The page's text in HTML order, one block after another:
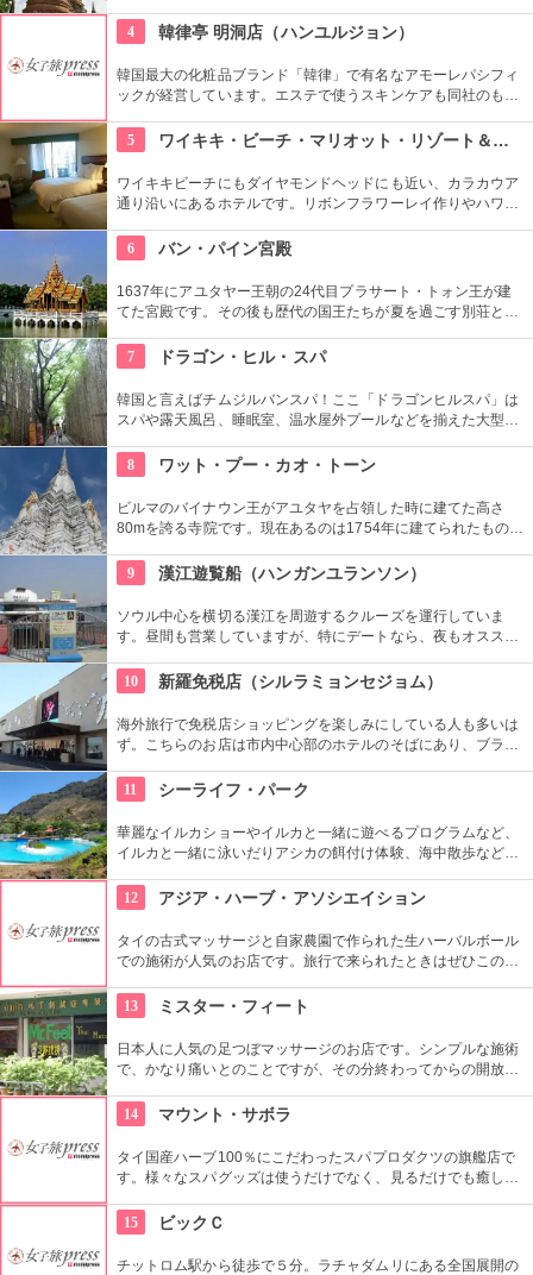
足を運び、週末には観光客も多く訪れます。高さ72mの巨大な
塔、横になった涅槃の仏像、チェディ前であぐらを組む大きな
4 韓律亭 明洞店（ハンユルジョン）
韓国最大の化粧品ブランド「韓律」で有名なアモーレパシフィ
ックが経営しています。エステで使うスキンケアも同社のもの
す。
5 ワイキキ・ビーチ・マリオット・リゾート＆スパ
ワイキキビーチにもダイヤモンドヘッドにも近い、カラカウア
通り沿いにあるホテルです。リボンフラワーレイ作りやハワイ
ワイアンキルトの巨匠が作ったキルト型も買うことができま
す。
6 バン・パイン宮殿
1637年にアユタヤー王朝の24代目プラサート・トォン王が建
てた宮殿です。その後も歴代の国王たちが夏を過ごす別荘とし
の美しい庭園も見所です。
7 ドラゴン・ヒル・スパ
韓国と言えばチムジルバンスパ！ここ「ドラゴンヒルスパ」は
スパや露天風呂、睡眠室、温水屋外プールなどを揃えた大型施
やゴルフ練習場、マッサージ、レストランなど様々なお楽しみ
スポットがあるので、時間が過ぎるのもあっという間です！
8 ワット・プー・カオ・トーン
ビルマのバイナウン王がアユタヤを占領した時に建てた高さ
80mを誇る寺院です。現在あるのは1754年に建てられたもの
名前の由来です。仏塔は階段で上に上れて、頂上からはアユタ
ヤの街が一望できます。
9 漢江遊覧船（ハンガンユランソン）
ソウル中心を横切る漢江を周遊するクルーズを運行していま
す。昼間も営業していますが、特にデートなら、夜もオススメ
チックなソウルの夜景を水上から眺めることができます。
10 新羅免税店（シルラミョンセジョム）
海外旅行で免税店ショッピングを楽しみにしている人も多いは
ず。こちらのお店は市内中心部のホテルのそばにあり、ブラン
す。買い物をがんばった後は屋上の休憩スペースで癒されて。
11 シーライフ・パーク
華麗なイルカショーやイルカと一緒に遊べるプログラムなど、
イルカと一緒に泳いだりアシカの餌付け体験、海中散歩など、
ヌイグルミやTシャツなどオリジナルグッズも人気です。
12 アジア・ハーブ・アソシエイション
タイの古式マッサージと自家農園で作られた生ハーバルボール
での施術が人気のお店です。旅行で来られたときはぜひこのお
備というのもうれしいところです。
13 ミスター・フィート
日本人に人気の足つぼマッサージのお店です。シンプルな施術
で、かなり痛いとのことですが、その分終わってからの開放
たあとなどにおすすめのお店です。
14 マウント・サボラ
タイ国産ハーブ100％にこだわったスパプロダクツの旗艦店で
す。様々なスパグッズは使うだけでなく、見るだけでも癒しに
15
ビックＣ
チットロム駅から徒歩で５分。ラチャダムリにある全国展開の